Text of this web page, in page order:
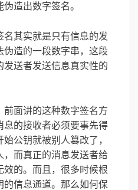
造出数字签名。
其实就是只有信息的发
造的一段数字串，这段
送者发送信息真实性的
面讲的这种数字签名方
息的接收者必须要事先得
公钥就被别人篡改了，
而真正的消息发送者给
的。而且，很多时候根
信息通道。那么如何保